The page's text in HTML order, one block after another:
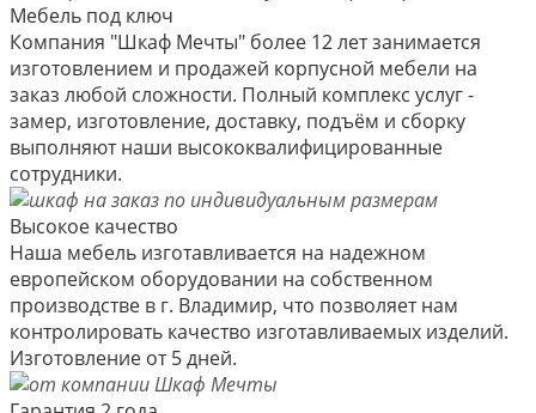
Мебель под ключ
Компания "Шкаф Мечты" более 12 лет занимается
изготовлением и продажей корпусной мебели на
заказ любой сложности. Полный комплекс услуг -
замер, изготовление, доставку, подъём и сборку
выполняют наши высококвалифицированные
сотрудники.
Высокое качество
Наша мебель изготавливается на надежном
европейском оборудовании на собственном
производстве в г. Владимир, что позволяет нам
контролировать качество изготавливаемых изделий.
Изготовление от 5 дней.